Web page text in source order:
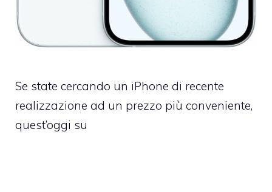
Se state cercando un iPhone di recente
realizzazione ad un prezzo più conveniente,
quest’oggi su